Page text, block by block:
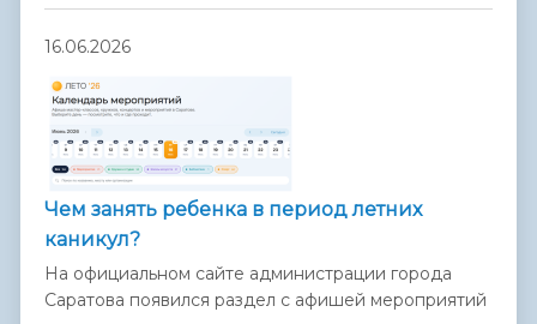
16.06.2026
Чем занять ребенка в период летних
каникул?
На официальном сайте администрации города
Саратова появился раздел с афишей мероприятий